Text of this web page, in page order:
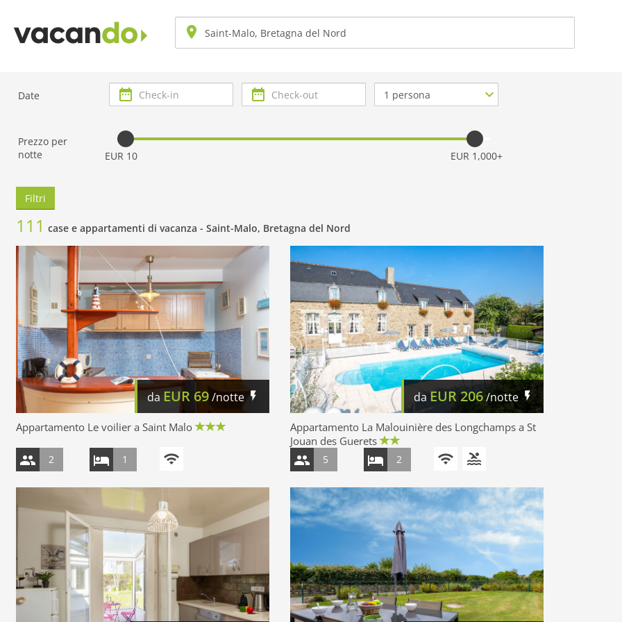
Date
Check-
in
Check-
out
Numero
di
Prezzo per
notte
EUR 10 EUR 1,000+
Filtri
111 case e appartamenti di vacanza - Saint-Malo, Bretagna del Nord
da EUR 69/notte
Appartamento Le voilier a Saint Malo
2 1
da EUR206/notte
Appartamento La Malouinière des Longchamps a St
Jouan des Guerets
5 2